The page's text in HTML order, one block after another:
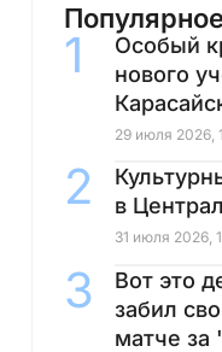
Популярное
Особый
нового
29 июля 2026,
в
31 июля 2026,
Вот это
забил
матче за